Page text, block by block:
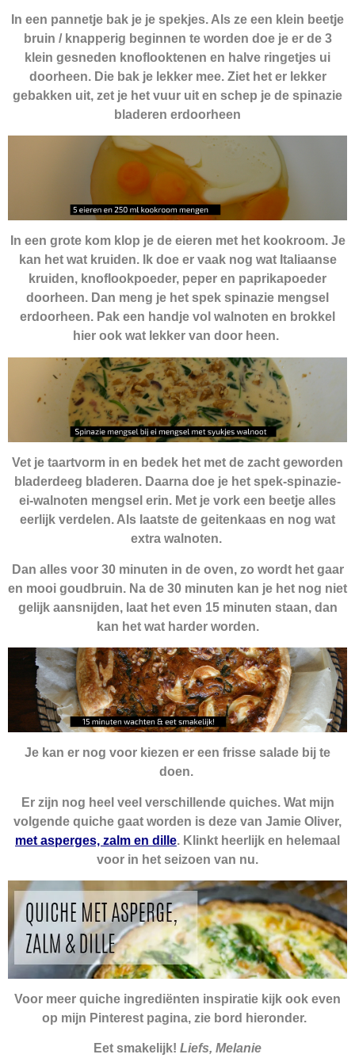
In een pannetje bak je je spekjes. Als ze een klein beetje
bruin / knapperig beginnen te worden doe je er de 3
klein gesneden knoflooktenen en halve ringetjes ui
doorheen. Die bak je lekker mee. Ziet het er lekker
gebakken uit, zet je het vuur uit en schep je de spinazie
bladeren erdoorheen
In een grote kom klop je de eieren met het kookroom. Je
kan het wat kruiden. Ik doe er vaak nog wat Italiaanse
kruiden, knoflookpoeder, peper en paprikapoeder
doorheen. Dan meng je het spek spinazie mengsel
erdoorheen. Pak een handje vol walnoten en brokkel
hier ook wat lekker van door heen.
Vet je taartvorm in en bedek het met de zacht geworden
bladerdeeg bladeren. Daarna doe je het spek-spinazie-
ei-walnoten mengsel erin. Met je vork een beetje alles
eerlijk verdelen. Als laatste de geitenkaas en nog wat
extra walnoten.
Dan alles voor 30 minuten in de oven, zo wordt het gaar
en mooi goudbruin. Na de 30 minuten kan je het nog niet
gelijk aansnijden, laat het even 15 minuten staan, dan
kan het wat harder worden.
Je kan er nog voor kiezen er een frisse salade bij te
doen.
Er zijn nog heel veel verschillende quiches. Wat mijn
volgende quiche gaat worden is deze van Jamie Oliver,
met asperges, zalm en dille. Klinkt heerlijk en helemaal
voor in het seizoen van nu.
Voor meer quiche ingrediënten inspiratie kijk ook even
op mijn Pinterest pagina, zie bord hieronder.
Eet smakelijk! Liefs, Melanie